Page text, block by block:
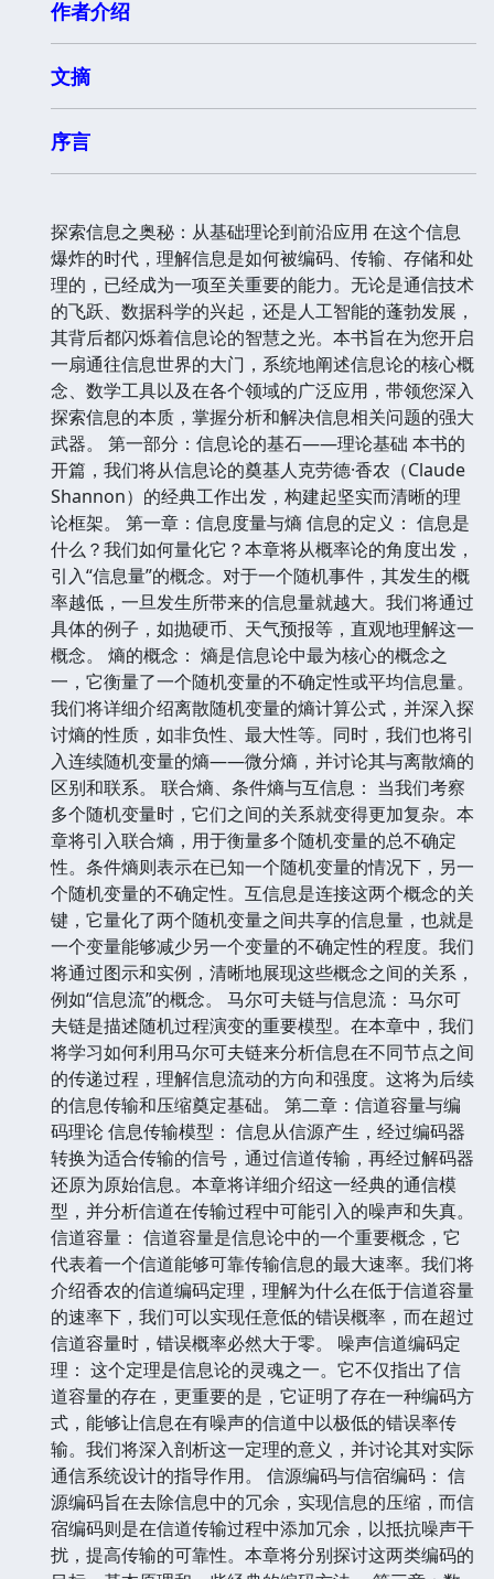
作者介绍
文摘
序言
探索信息之奥秘：从基础理论到前沿应用 在这个信息
爆炸的时代，理解信息是如何被编码、传输、存储和处
理的，已经成为一项至关重要的能力。无论是通信技术
的飞跃、数据科学的兴起，还是人工智能的蓬勃发展，
其背后都闪烁着信息论的智慧之光。本书旨在为您开启
一扇通往信息世界的大门，系统地阐述信息论的核心概
念、数学工具以及在各个领域的广泛应用，带领您深入
探索信息的本质，掌握分析和解决信息相关问题的强大
武器。 第一部分：信息论的基石——理论基础 本书的
开篇，我们将从信息论的奠基人克劳德·香农（Claude
Shannon）的经典工作出发，构建起坚实而清晰的理
论框架。 第一章：信息度量与熵 信息的定义： 信息是
什么？我们如何量化它？本章将从概率论的角度出发，
引入“信息量”的概念。对于一个随机事件，其发生的概
率越低，一旦发生所带来的信息量就越大。我们将通过
具体的例子，如抛硬币、天气预报等，直观地理解这一
概念。 熵的概念： 熵是信息论中最为核心的概念之
一，它衡量了一个随机变量的不确定性或平均信息量。
我们将详细介绍离散随机变量的熵计算公式，并深入探
讨熵的性质，如非负性、最大性等。同时，我们也将引
入连续随机变量的熵——微分熵，并讨论其与离散熵的
区别和联系。 联合熵、条件熵与互信息： 当我们考察
多个随机变量时，它们之间的关系就变得更加复杂。本
章将引入联合熵，用于衡量多个随机变量的总不确定
性。条件熵则表示在已知一个随机变量的情况下，另一
个随机变量的不确定性。互信息是连接这两个概念的关
键，它量化了两个随机变量之间共享的信息量，也就是
一个变量能够减少另一个变量的不确定性的程度。我们
将通过图示和实例，清晰地展现这些概念之间的关系，
例如“信息流”的概念。 马尔可夫链与信息流： 马尔可
夫链是描述随机过程演变的重要模型。在本章中，我们
将学习如何利用马尔可夫链来分析信息在不同节点之间
的传递过程，理解信息流动的方向和强度。这将为后续
的信息传输和压缩奠定基础。 第二章：信道容量与编
码理论 信息传输模型： 信息从信源产生，经过编码器
转换为适合传输的信号，通过信道传输，再经过解码器
还原为原始信息。本章将详细介绍这一经典的通信模
型，并分析信道在传输过程中可能引入的噪声和失真。
信道容量： 信道容量是信息论中的一个重要概念，它
代表着一个信道能够可靠传输信息的最大速率。我们将
介绍香农的信道编码定理，理解为什么在低于信道容量
的速率下，我们可以实现任意低的错误概率，而在超过
信道容量时，错误概率必然大于零。 噪声信道编码定
理： 这个定理是信息论的灵魂之一。它不仅指出了信
道容量的存在，更重要的是，它证明了存在一种编码方
式，能够让信息在有噪声的信道中以极低的错误率传
输。我们将深入剖析这一定理的意义，并讨论其对实际
通信系统设计的指导作用。 信源编码与信宿编码： 信
源编码旨在去除信息中的冗余，实现信息的压缩，而信
宿编码则是在信道传输过程中添加冗余，以抵抗噪声干
扰，提高传输的可靠性。本章将分别探讨这两类编码的